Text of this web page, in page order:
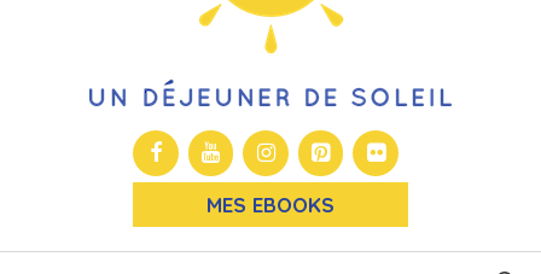
MES EBOOKS